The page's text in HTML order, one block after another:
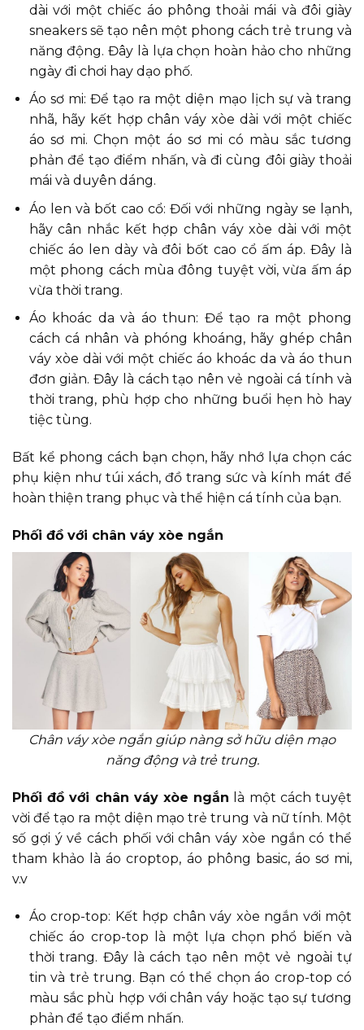
dài với một chiếc áo phông thoải mái và đôi giày
sneakers sẽ tạo nên một phong cách trẻ trung và
năng động. Đây là lựa chọn hoàn hảo cho những
ngày đi chơi hay dạo phố.
Áo sơ mi: Để tạo ra một diện mạo lịch sự và trang
nhã, hãy kết hợp chân váy xòe dài với một chiếc
áo sơ mi. Chọn một áo sơ mi có màu sắc tương
phản để tạo điểm nhấn, và đi cùng đôi giày thoải
mái và duyên dáng.
Áo len và bốt cao cổ: Đối với những ngày se lạnh,
hãy cân nhắc kết hợp chân váy xòe dài với một
chiếc áo len dày và đôi bốt cao cổ ấm áp. Đây là
một phong cách mùa đông tuyệt vời, vừa ấm áp
vừa thời trang.
Áo khoác da và áo thun: Để tạo ra một phong
cách cá nhân và phóng khoáng, hãy ghép chân
váy xòe dài với một chiếc áo khoác da và áo thun
đơn giản. Đây là cách tạo nên vẻ ngoài cá tính và
thời trang, phù hợp cho những buổi hẹn hò hay
tiệc tùng.
Bất kể phong cách bạn chọn, hãy nhớ lựa chọn các
phụ kiện như túi xách, đồ trang sức và kính mát để
hoàn thiện trang phục và thể hiện cá tính của bạn.
Phối đồ với chân váy xòe ngắn
Chân váy xòe ngắn giúp nàng sở hữu diện mạo
năng động và trẻ trung.
Phối đồ với chân váy xòe ngắn là một cách tuyệt
vời để tạo ra một diện mạo trẻ trung và nữ tính. Một
số gợi ý về cách phối với chân váy xòe ngắn có thể
tham khảo là áo croptop, áo phông basic, áo sơ mi,
v.v
Áo crop-top: Kết hợp chân váy xòe ngắn với một
chiếc áo crop-top là một lựa chọn phổ biến và
thời trang. Đây là cách tạo nên một vẻ ngoài tự
tin và trẻ trung. Bạn có thể chọn áo crop-top có
màu sắc phù hợp với chân váy hoặc tạo sự tương
phản để tạo điểm nhấn.